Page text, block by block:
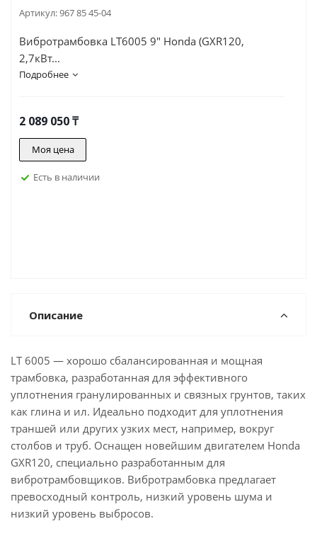
Артикул:967 85 45-04
Вибротрамбовка LT6005 9" Honda (GXR120,
2,7кВт...
Подробнее
2 089 050₸
Моя цена
Есть в наличии
Описание
LT 6005 — хорошо сбалансированная и мощная
трамбовка, разработанная для эффективного
уплотнения гранулированных и связных грунтов, таких
как глина и ил. Идеально подходит для уплотнения
траншей или других узких мест, например, вокруг
столбов и труб. Оснащен новейшим двигателем Honda
GXR120, специально разработанным для
вибротрамбовщиков. Вибротрамбовка предлагает
превосходный контроль, низкий уровень шума и
низкий уровень выбросов.